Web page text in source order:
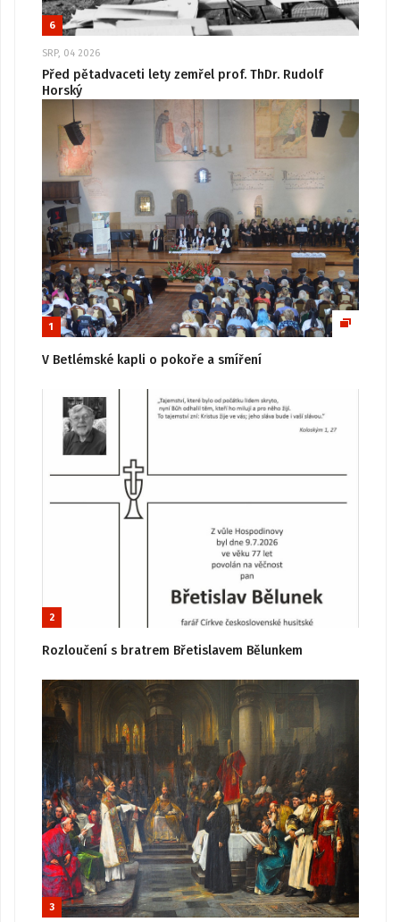
6
SRP, 04 2026
Před pětadvaceti lety zemřel prof. ThDr. Rudolf
Horský
1
V Betlémské kapli o pokoře a smíření
2
Rozloučení s bratrem Břetislavem Bělunkem
3